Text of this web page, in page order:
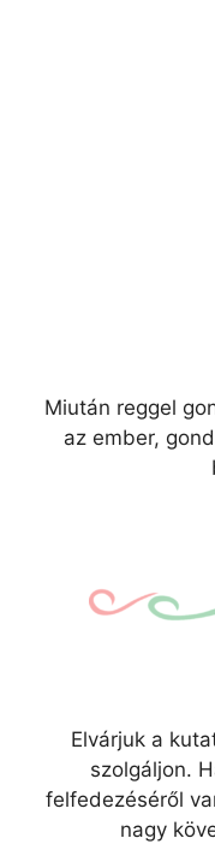
Miután reggel
az ember,
Elvárjuk a
szolgáljon.
felfedezéséről
nagy